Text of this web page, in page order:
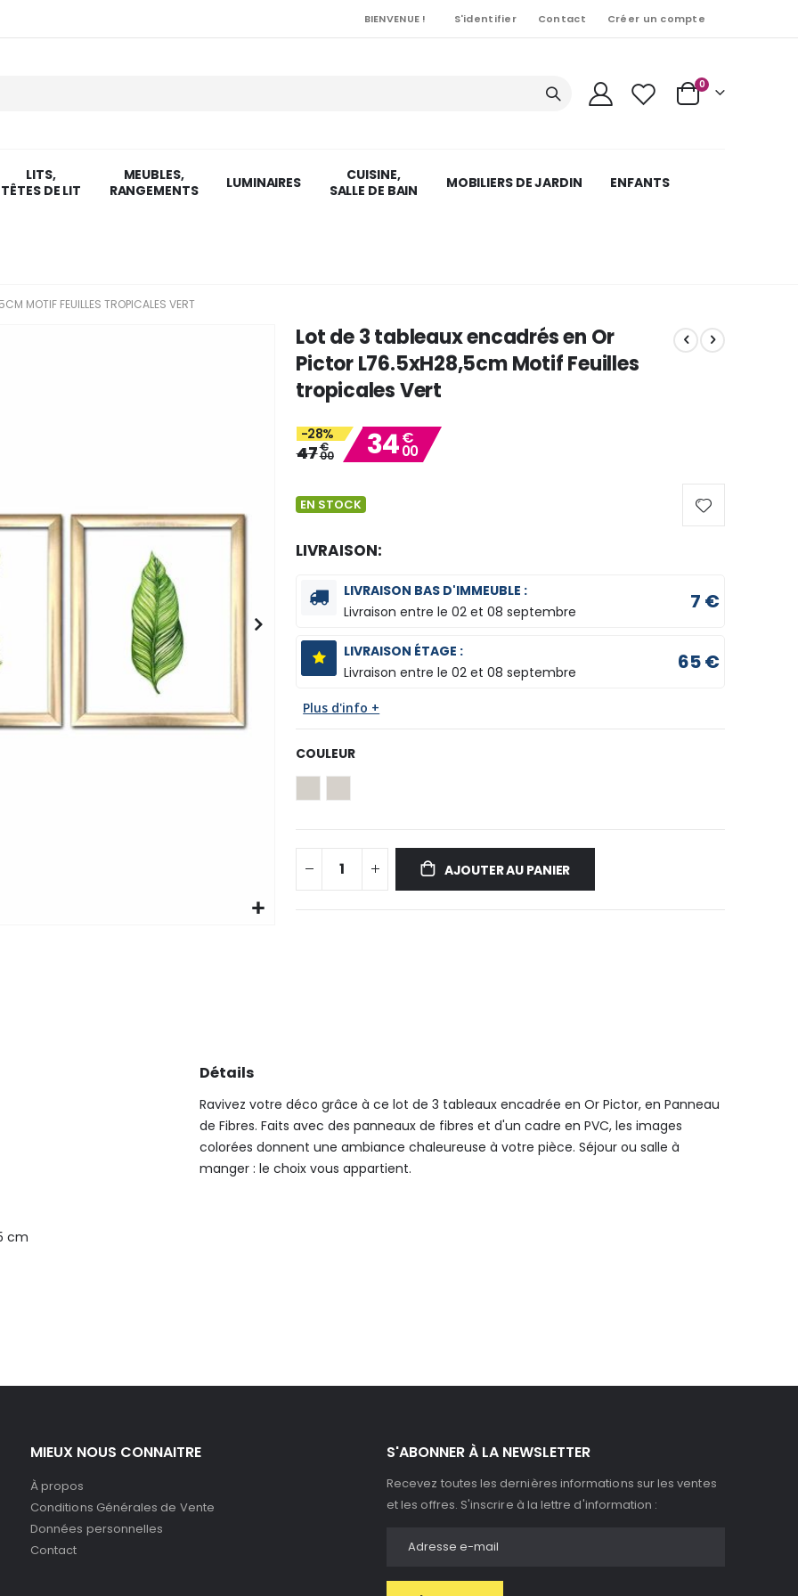
BIENVENUE ! S'identifier Contact Créer un compte
Cart
0Articles
LITS,
TÊTES DE LIT
MEUBLES,
RANGEMENTS
LUMINAIRES
CUISINE,
SALLE DE BAIN
MOBILIERS DE JARDIN ENFANTS
MOTIF FEUILLES TROPICALES VERT
Lot de 3 tableaux encadrés en Or
Pictor L76.5xH28,5cm Motif Feuilles
tropicales Vert
-28%
47€
00 34€
00
EN STOCK
LIVRAISON:
LIVRAISON BAS D'IMMEUBLE :
Livraison entre le02 et 08 septembre 7 €
LIVRAISON ÉTAGE :
Livraison entre le02 et 08 septembre 65 €
Plus d'info +
COULEUR
AJOUTER AU PANIER
Détails
Ravivez votre déco grâce à ce lot de 3 tableaux encadrée en Or Pictor, en Panneau
de Fibres. Faits avec des panneaux de fibres et d'un cadre en PVC, les images
colorées donnent une ambiance chaleureuse à votre pièce. Séjour ou salle à
manger : le choix vous appartient.
cm
MIEUX NOUS CONNAITRE
À propos
Conditions Générales de Vente
Données personnelles
Contact
S'ABONNER À LA NEWSLETTER
Recevez toutes les dernières informations sur les ventes
et les offres. S'inscrire à la lettre d'information :